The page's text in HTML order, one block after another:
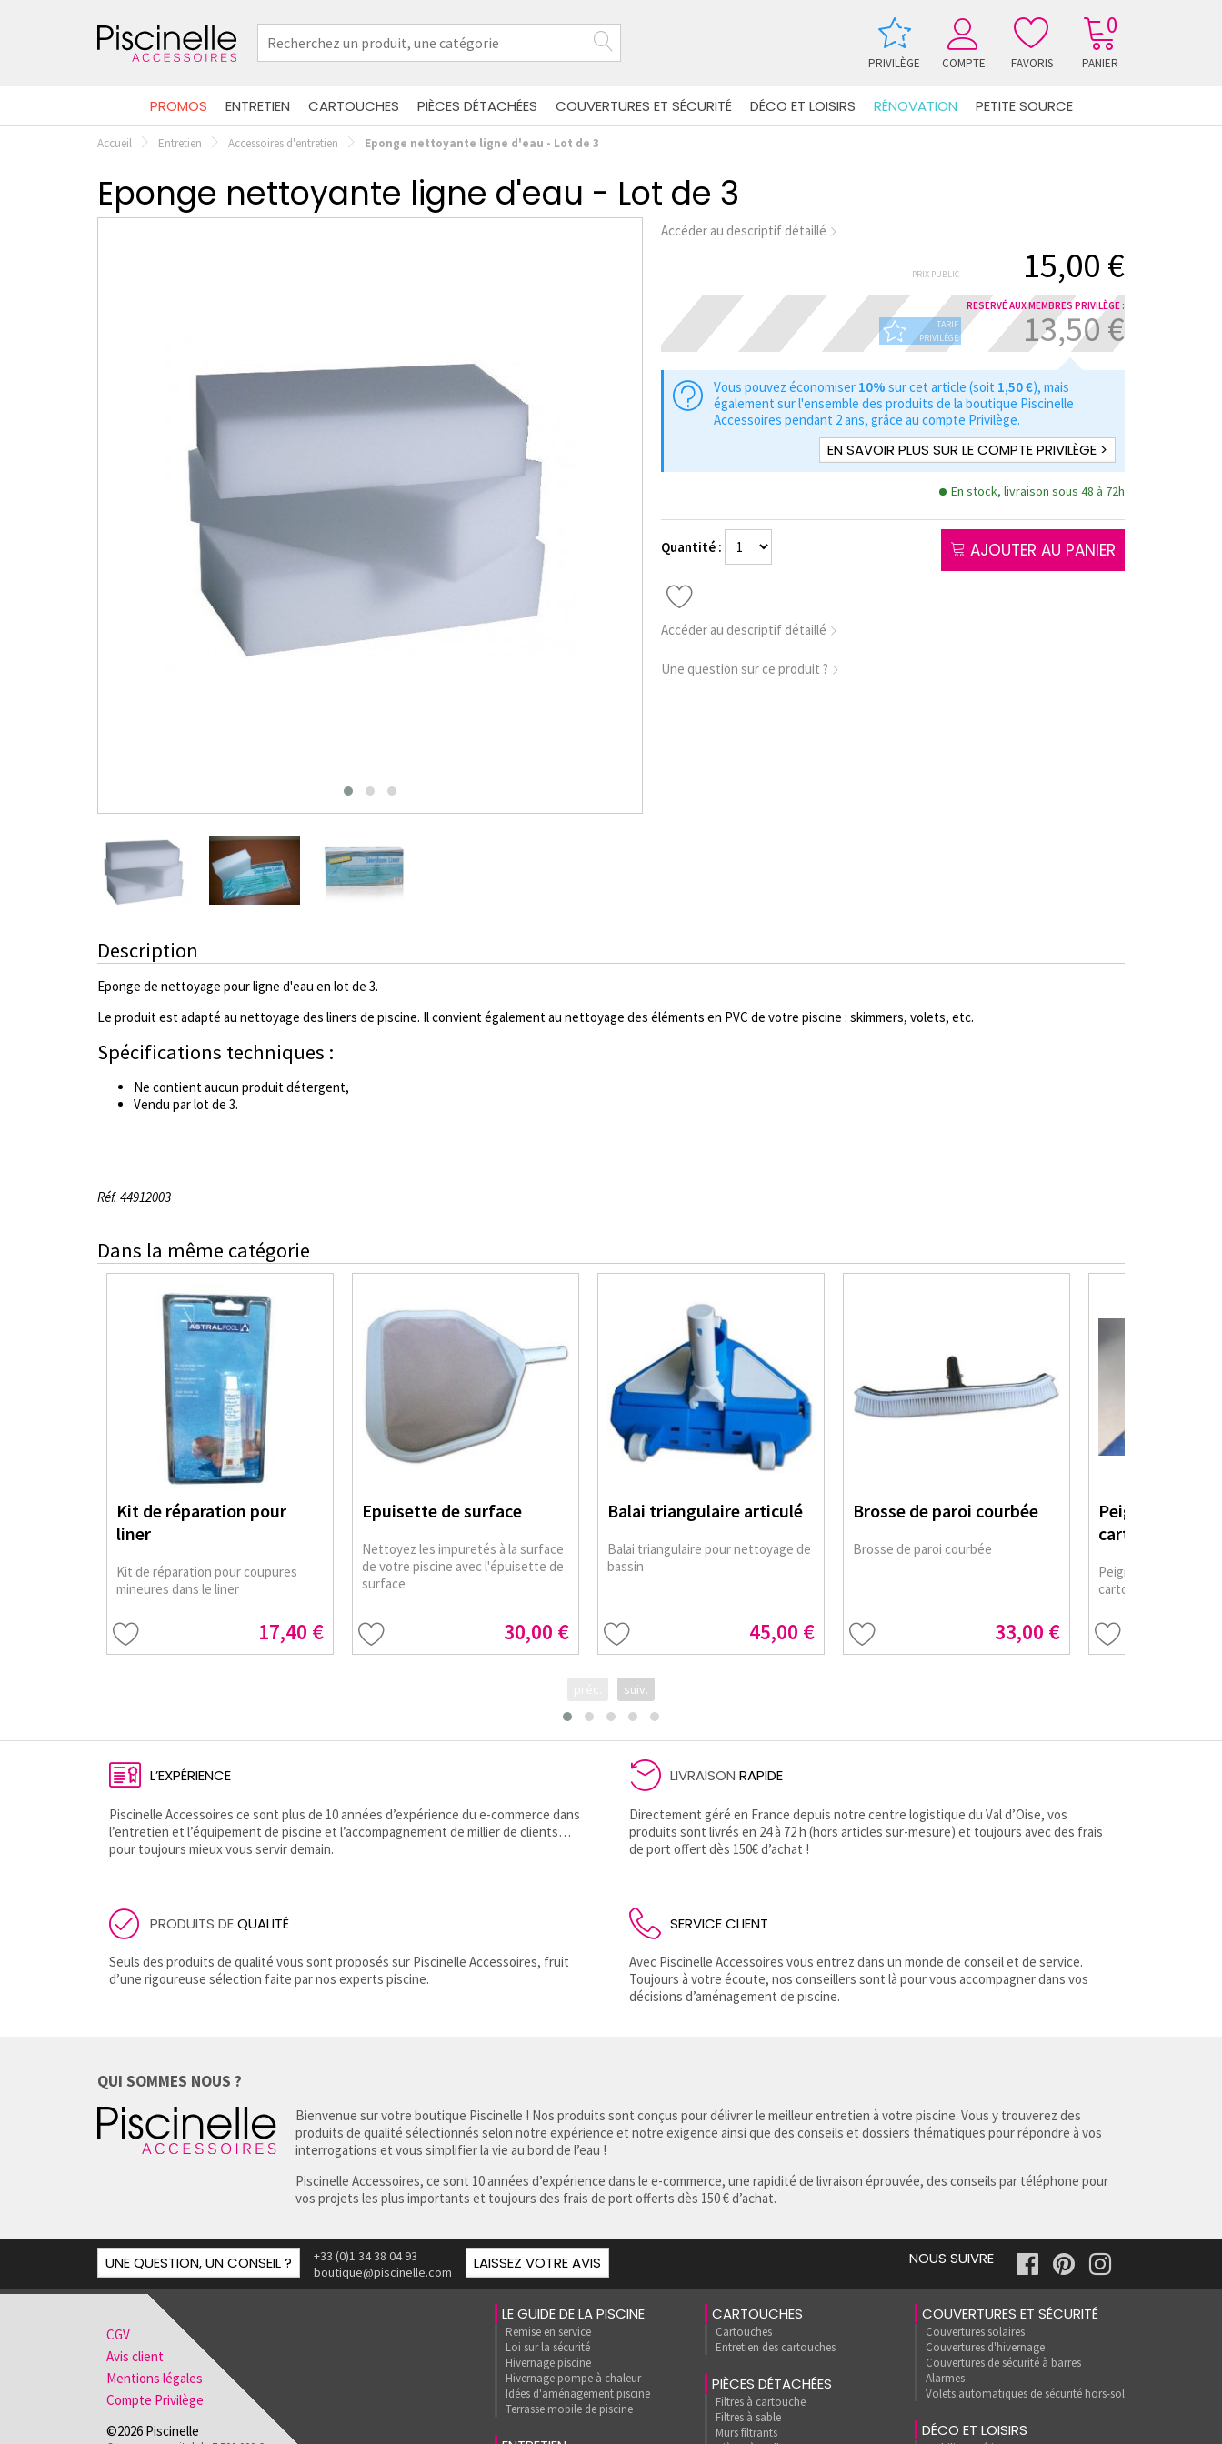
PRIVILÈGE COMPTE FAVORIS
0
PANIER
PROMOS ENTRETIEN CARTOUCHES PIÈCES DÉTACHÉES COUVERTURES ET SÉCURITÉ DÉCO ET LOISIRS RÉNOVATION PETITE SOURCE
Accueil Entretien Accessoires d'entretien Eponge nettoyante ligne d'eau - Lot de 3
Eponge nettoyante ligne d'eau - Lot de 3
Accéder au descriptif détaillé
PRIX PUBLIC 15,00 €
RESERVÉ AUX MEMBRES PRIVILÈGE :
TARIF
PRIVILÈGE
13,50 €
Vous pouvez économiser 10% sur cet article (soit 1,50 €), mais
également sur l'ensemble des produits de la boutique Piscinelle
Accessoires pendant 2 ans, grâce au compte Privilège.
EN SAVOIR PLUS SUR LE COMPTE PRIVILÈGE >
En stock, livraison sous 48 à 72h
Quantité : AJOUTER AU PANIER
Accéder au descriptif détaillé
Une question sur ce produit ?
Description
Eponge de nettoyage pour ligne d'eau en lot de 3.
Le produit est adapté au nettoyage des liners de piscine. Il convient également au nettoyage des éléments en PVC de votre piscine : skimmers, volets, etc.
Spécifications techniques :
Ne contient aucun produit détergent,
Vendu par lot de 3.
Réf. 44912003
Dans la même catégorie
Kit de réparation pour
liner
Kit de réparation pour coupures
mineures dans le liner
17,40 €
Epuisette de surface
Nettoyez les impuretés à la surface
de votre piscine avec l'épuisette de
surface
30,00 €
Balai triangulaire articulé
Balai triangulaire pour nettoyage de
bassin
45,00 €
Brosse de paroi courbée
Brosse de paroi courbée
33,00 €
Peigne
cartouche
Peigne de
cartouche
suiv.
L’EXPÉRIENCE
Piscinelle Accessoires ce sont plus de 10 années d’expérience du e-commerce dans
l’entretien et l’équipement de piscine et l’accompagnement de millier de clients…
pour toujours mieux vous servir demain.
LIVRAISON RAPIDE
Directement géré en France depuis notre centre logistique du Val d’Oise, vos
produits sont livrés en 24 à 72 h (hors articles sur-mesure) et toujours avec des frais
de port offert dès 150€ d’achat !
PRODUITS DEQUALITÉ
Seuls des produits de qualité vous sont proposés sur Piscinelle Accessoires, fruit
d’une rigoureuse sélection faite par nos experts piscine.
SERVICE CLIENT
Avec Piscinelle Accessoires vous entrez dans un monde de conseil et de service.
Toujours à votre écoute, nos conseillers sont là pour vous accompagner dans vos
décisions d’aménagement de piscine.
QUI SOMMES NOUS ?
Bienvenue sur votre boutique Piscinelle ! Nos produits sont conçus pour délivrer le meilleur entretien à votre piscine. Vous y trouverez des
produits de qualité sélectionnés selon notre expérience et notre exigence ainsi que des conseils et dossiers thématiques pour répondre à vos
interrogations et vous simplifier la vie au bord de l’eau !
Piscinelle Accessoires, ce sont 10 années d’expérience dans le e-commerce, une rapidité de livraison éprouvée, des conseils par téléphone pour
vos projets les plus importants et toujours des frais de port offerts dès 150 € d’achat.
UNE QUESTION, UN CONSEIL ?
+33 (0)1 34 38 04 93
boutique@piscinelle.com
LAISSEZ VOTRE AVIS NOUS SUIVRE
LE GUIDE DE LA PISCINE
Remise en service
Loi sur la sécurité
Hivernage piscine
Hivernage pompe à chaleur
Idées d'aménagement piscine
Terrasse mobile de piscine
CARTOUCHES
Cartouches
Entretien des cartouches
PIÈCES DÉTACHÉES
Filtres à cartouche
Filtres à sable
Murs filtrants
COUVERTURES ET SÉCURITÉ
Couvertures solaires
Couvertures d'hivernage
Couvertures de sécurité à barres
Alarmes
Volets automatiques de sécurité hors-sol
DÉCO ET LOISIRS
CGV
Avis client
Mentions légales
Compte Privilège
©2026 Piscinelle